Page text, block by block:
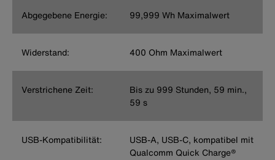
Abgegebene Energie: 99,999 Wh Maximalwert
Widerstand: 400 Ohm Maximalwert
Verstrichene Zeit:
Bis zu 999 Stunden, 59 min.,
59 s
USB-Kompatibilität:
USB-A, USB-C, kompatibel mit
Qualcomm Quick Charge®